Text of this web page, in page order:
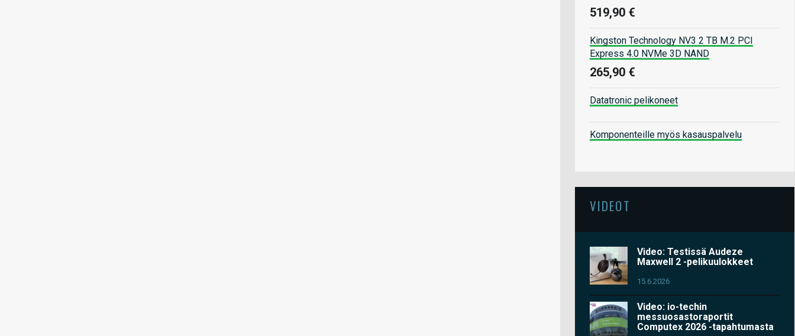
519,90 €
Kingston Technology NV3 2 TB M.2 PCI
Express 4.0 NVMe 3D NAND
265,90 €
Datatronic pelikoneet
Komponenteille myös kasauspalvelu
VIDEOT
Video: Testissä Audeze
Maxwell 2 -pelikuulokkeet
15.6.2026
Video: io-techin
messuosastoraportit
Computex 2026 -tapahtumasta